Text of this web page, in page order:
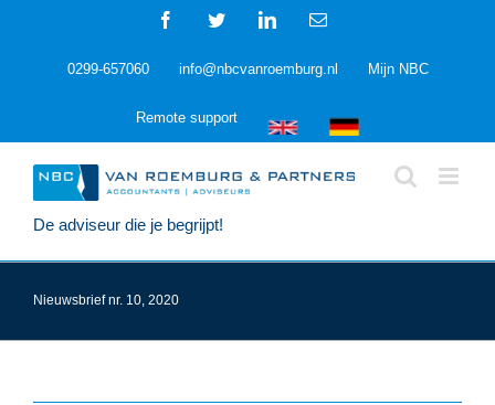
FacebookTwitterLinkedInE-
0299-657060 info@nbcvanroemburg.nl Mijn NBC
Remote support
De adviseur die je begrijpt!
Nieuwsbrief nr. 10, 2020